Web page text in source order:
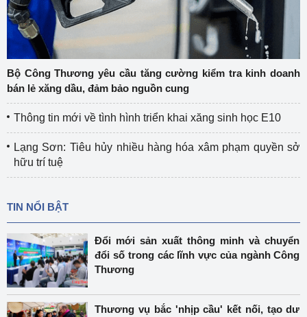
Bộ Công Thương yêu cầu tăng cường kiểm tra kinh doanh
bán lẻ xăng dầu, đảm bảo nguồn cung
Thông tin mới về tình hình triển khai xăng sinh học E10
Lạng Sơn: Tiêu hủy nhiều hàng hóa xâm phạm quyền sở
hữu trí tuệ
TIN NỔI BẬT
Đổi mới sản xuất thông minh và chuyển
đổi số trong các lĩnh vực của ngành Công
Thương
Thương vụ bắc 'nhịp cầu' kết nối, tạo dư